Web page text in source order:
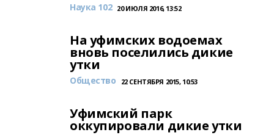
Наука 102 20 ИЮЛЯ 2016, 13:52
На уфимских водоемах
вновь поселились дикие
утки
Общество 22 СЕНТЯБРЯ 2015, 10:53
Уфимский парк
оккупировали дикие утки